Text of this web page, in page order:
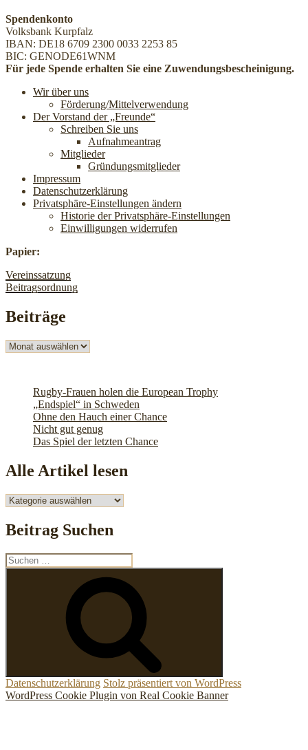
Spendenkonto
Volksbank Kurpfalz
IBAN: DE18 6709 2300 0033 2253 85
BIC: GENODE61WNM
Für jede Spende erhalten Sie eine Zuwendungsbescheinigung.
Wir über uns
Förderung/Mittelverwendung
Der Vorstand der „Freunde“
Schreiben Sie uns
Aufnahmeantrag
Mitglieder
Gründungsmitglieder
Impressum
Datenschutzerklärung
Privatsphäre-Einstellungen ändern
Historie der Privatsphäre-Einstellungen
Einwilligungen widerrufen
Papier:
Vereinssatzung
Beitragsordnung
Beiträge
Beiträge
Rugby-Frauen holen die European Trophy
„Endspiel“ in Schweden
Ohne den Hauch einer Chance
Nicht gut genug
Das Spiel der letzten Chance
Alle Artikel lesen
Alle
lesen
Beitrag Suchen
Suchen
nach:
Datenschutzerklärung Stolz präsentiert von WordPress
WordPress Cookie Plugin von Real Cookie Banner